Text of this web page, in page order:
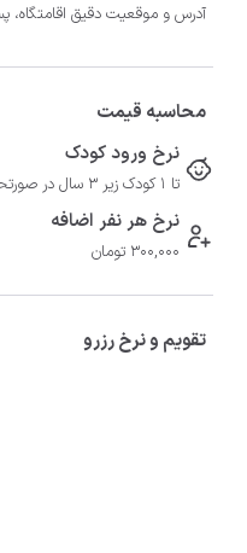
آدرس و موقعیت دقیق اقامتگاه،
محاسبه قیمت
نرخ ورود کودک
تا 1 کودک زیر 3 سال در صورتحساب لحاظ نمی گردد
نرخ هر نفر اضافه
300,000 تومان
تقویم و نرخ رزرو